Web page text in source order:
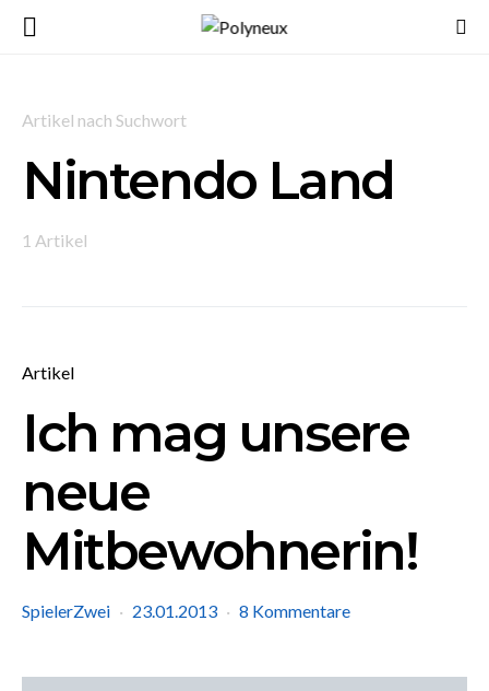
Artikel nach Suchwort
Nintendo Land
1 Artikel
Artikel
Ich mag unsere
neue
Mitbewohnerin!
SpielerZwei 23.01.2013 8 Kommentare